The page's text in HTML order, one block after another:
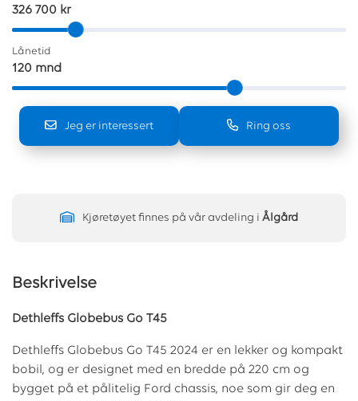
326 700 kr
Lånetid
120 mnd
Jeg er interessert Ring oss
Kjøretøyet finnes på vår avdeling i Ålgård
Beskrivelse
Dethleffs Globebus Go T45
Dethleffs Globebus Go T45 2024 er en lekker og kompakt
bobil, og er designet med en bredde på 220 cm og
bygget på et pålitelig Ford chassis, noe som gir deg en